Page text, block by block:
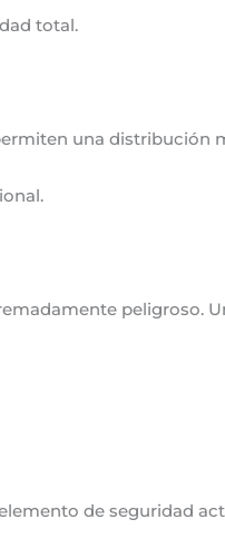
total.
una distribución
peligroso.
de seguridad